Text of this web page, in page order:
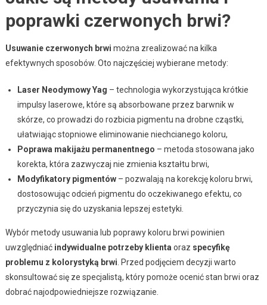
poprawki czerwonych brwi?
Usuwanie czerwonych brwi można zrealizować na kilka
efektywnych sposobów. Oto najczęściej wybierane metody:
Laser Neodymowy Yag – technologia wykorzystująca krótkie
impulsy laserowe, które są absorbowane przez barwnik w
skórze, co prowadzi do rozbicia pigmentu na drobne cząstki,
ułatwiając stopniowe eliminowanie niechcianego koloru,
Poprawa makijażu permanentnego – metoda stosowana jako
korekta, która zazwyczaj nie zmienia kształtu brwi,
Modyfikatory pigmentów– pozwalają na korekcję koloru brwi,
dostosowując odcień pigmentu do oczekiwanego efektu, co
przyczynia się do uzyskania lepszej estetyki.
Wybór metody usuwania lub poprawy koloru brwi powinien
uwzględniać indywidualne potrzeby klienta oraz specyfikę
problemu z kolorystyką brwi . Przed podjęciem decyzji warto
skonsultować się ze specjalistą, który pomoże ocenić stan brwi oraz
dobrać najodpowiedniejsze rozwiązanie.